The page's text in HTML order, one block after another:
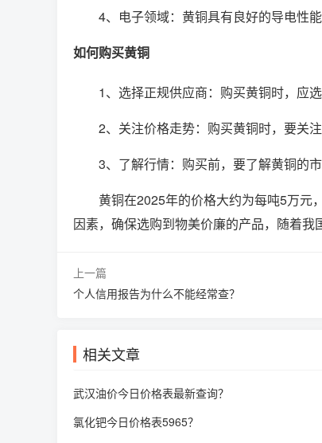
4、电子领域：黄铜具有良好的导电性
如何购买黄铜
1、选择正规供应商：购买黄铜时，应
2、关注价格走势：购买黄铜时，要关
3、了解行情：购买前，要了解黄铜的
黄铜在2025年的价格大约为每吨5万元
因素，确保选购到物美价廉的产品，随着我
上一篇
个人信用报告为什么不能经常查？
相关文章
武汉油价今日价格表最新查询？
氯化钯今日价格表5965？